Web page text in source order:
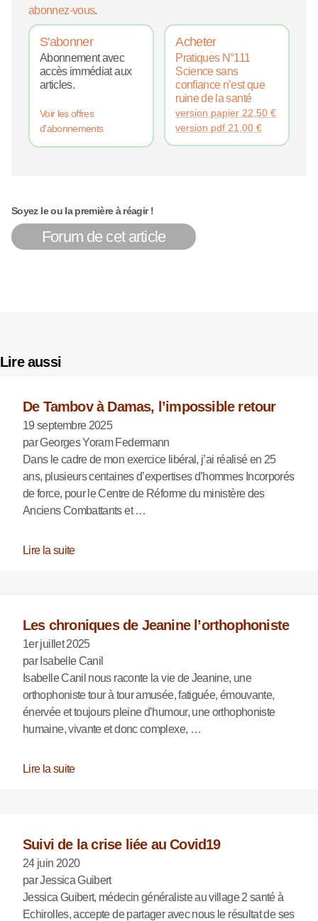
abonnez-vous.
S'abonner
Abonnement avec
accès immédiat aux
articles.
Voir les offres
d'abonnements
Acheter
Pratiques N°111
Science sans
confiance n’est que
ruine de la santé
version papier22,50€
version pdf21,00€
Soyez le ou la première à réagir !
Forum de cet article
Lire aussi
De Tambov à Damas, l’impossible retour
19 septembre 2025
par Georges Yoram Federmann
Dans le cadre de mon exercice libéral, j’ai réalisé en 25
ans, plusieurs centaines d’expertises d’hommes Incorporés
de force, pour le Centre de Réforme du ministère des
Anciens Combattants et …
Lire la suite
Les chroniques de Jeanine l’orthophoniste
1er juillet 2025
par Isabelle Canil
Isabelle Canil nous raconte la vie de Jeanine, une
orthophoniste tour à tour amusée, fatiguée, émouvante,
énervée et toujours pleine d’humour, une orthophoniste
humaine, vivante et donc complexe, …
Lire la suite
Suivi de la crise liée au Covid19
24 juin 2020
par Jessica Guibert
Jessica Guibert, médecin généraliste au village 2 santé à
Echirolles, accepte de partager avec nous le résultat de ses